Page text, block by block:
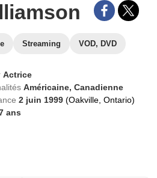
Streaming VOD, DVD
Actrice
Américaine, Canadienne
2 juin 1999(Oakville, Ontario)
ans